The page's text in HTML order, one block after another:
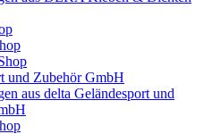
und Zubehör GmbH
aus delta Geländesport und